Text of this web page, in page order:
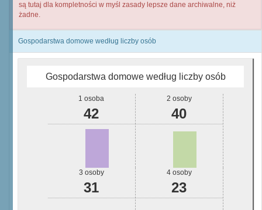
są tutaj dla kompletności w myśl zasady lepsze dane archiwalne, niż
żadne.
Gospodarstwa domowe według liczby osób
Gospodarstwa domowe według liczby osób
1 osoba
42
2 osoby
40
3 osoby
31
4 osoby
23